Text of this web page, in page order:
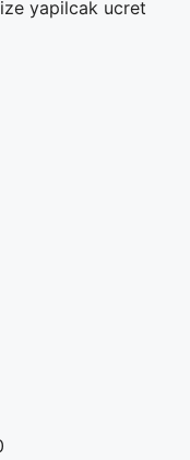
yapilcak ucret